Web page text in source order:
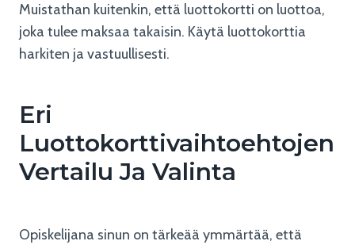
Muistathan kuitenkin, että luottokortti on luottoa,
joka tulee maksaa takaisin. Käytä luottokorttia
harkiten ja vastuullisesti.
Eri
Luottokorttivaihtoehtojen
Vertailu Ja Valinta
Opiskelijana sinun on tärkeää ymmärtää, että